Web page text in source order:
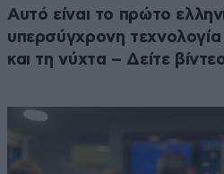
Αυτό είναι το πρώτο
υπερσύγχρονη τεχνολογία
και τη νύχτα – Δείτε